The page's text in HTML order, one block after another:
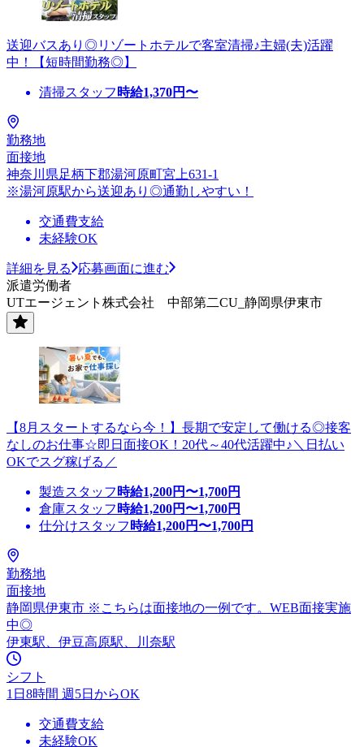
送迎バスあり◎リゾートホテルで客室清掃♪主婦(夫)活躍
中！【短時間勤務◎】
清掃スタッフ 時給1,370円〜
勤務地
面接地
神奈川県足柄下郡湯河原町宮上631-1
※湯河原駅から送迎あり◎通勤しやすい！
交通費支給
未経験OK
詳細を見る
応募画面に進む
派遣労働者
UTエージェント株式会社 中部第二CU_静岡県伊東市
【8月スタートするなら今！】長期で安定して働ける◎接客
なしのお仕事☆即日面接OK！20代～40代活躍中♪＼日払い
OKでスグ稼げる／
製造スタッフ 時給1,200円〜1,700円
倉庫スタッフ 時給1,200円〜1,700円
仕分けスタッフ 時給1,200円〜1,700円
勤務地
面接地
静岡県伊東市 ※こちらは面接地の一例です。WEB面接実施
中◎
伊東駅、伊豆高原駅、川奈駅
シフト
1日8時間 週5日からOK
交通費支給
未経験OK